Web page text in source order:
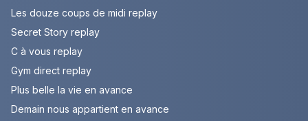
Les douze coups de midi replay
Secret Story replay
C à vous replay
Gym direct replay
Plus belle la vie en avance
Demain nous appartient en avance